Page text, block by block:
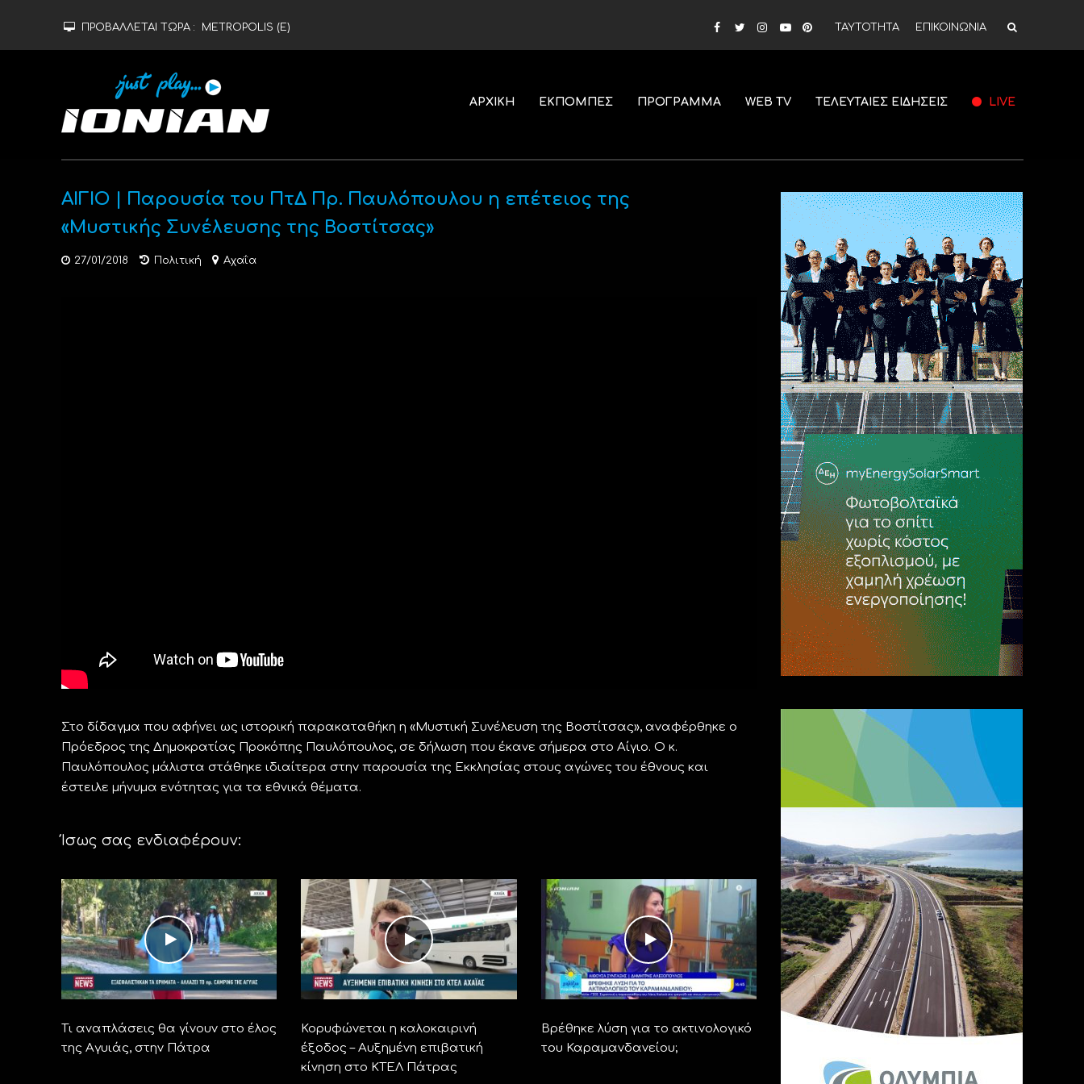
ΠΡΟΒΑΛΛΕΤΑΙ ΤΩΡΑ : METROPOLIS (Ε) ΤΑΥΤΟΤΗΤΑ ΕΠΙΚΟΙΝΩΝΙΑ
ΑΡΧΙΚΗ ΕΚΠΟΜΠΕΣ ΠΡΟΓΡΑΜΜΑ WEB TV ΤΕΛΕΥΤΑΙΕΣ ΕΙΔΗΣΕΙΣ LIVE
ΑΙΓΙΟ | Παρουσία του ΠτΔ Πρ. Παυλόπουλου η επέτειος της
«Μυστικής Συνέλευσης της Βοστίτσας»
27/01/2018 Πολιτική Αχαΐα
Στο δίδαγμα που αφήνει ως ιστορική παρακαταθήκη η «Μυστική Συνέλευση της Βοστίτσας», αναφέρθηκε ο
Πρόεδρος της Δημοκρατίας Προκόπης Παυλόπουλος, σε δήλωση που έκανε σήμερα στο Αίγιο. Ο κ.
Παυλόπουλος μάλιστα στάθηκε ιδιαίτερα στην παρουσία της Εκκλησίας στους αγώνες του έθνους και
έστειλε μήνυμα ενότητας για τα εθνικά θέματα.
Ίσως σας ενδιαφέρουν:
Τι αναπλάσεις θα γίνουν στο έλος
της Αγυιάς, στην Πάτρα
Κορυφώνεται η καλοκαιρινή
έξοδος – Αυξημένη επιβατική
κίνηση στο ΚΤΕΛ Πάτρας
Βρέθηκε λύση για το ακτινολογικό
του Καραμανδανείου;